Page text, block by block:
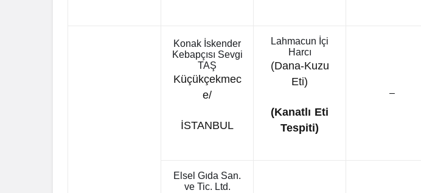
Konak İskender
Kebapçısı Sevgi
TAŞ
Küçükçekmec
e/
İSTANBUL
Lahmacun İçi
Harcı
(Dana-Kuzu
Eti)
(Kanatlı Eti
Tespiti)
–
Elsel Gıda San.
ve Tic. Ltd.
Ali Demirhan’la İlgili
2017’deki Sözler Yeniden